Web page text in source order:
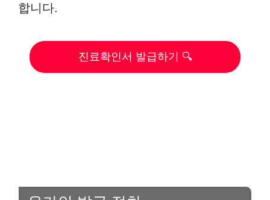
합니다.
진료확인서 발급하기 🔍